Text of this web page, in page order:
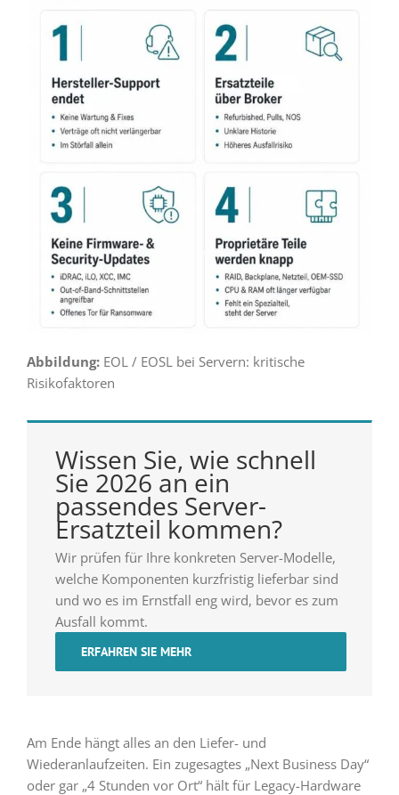
Abbildung:EOL / EOSL bei Servern: kritische
Risikofaktoren
Wissen Sie, wie schnell
Sie 2026 an ein
passendes Server-
Ersatzteil kommen?
Wir prüfen für Ihre konkreten Server-Modelle,
welche Komponenten kurzfristig lieferbar sind
und wo es im Ernstfall eng wird, bevor es zum
Ausfall kommt.
ERFAHREN SIE MEHR
Am Ende hängt alles an den Liefer- und
Wiederanlaufzeiten. Ein zugesagtes „Next Business Day“
oder gar „4 Stunden vor Ort“ hält für Legacy-Hardware